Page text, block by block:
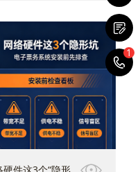
件这3个“隐形
1